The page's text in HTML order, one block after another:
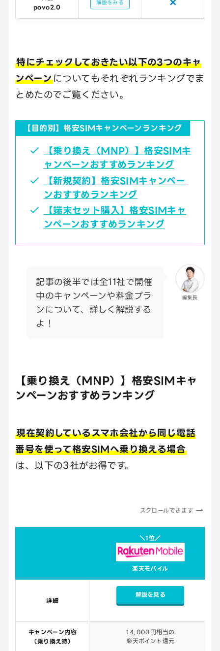
povo2.0
解説をみる ✕
特にチェックしておきたい以下の3つのキャ
ンペーンについてもそれぞれランキングでま
とめたのでご覧ください。
【目的別】格安SIMキャンペーンランキング
【乗り換え（MNP）】格安SIMキ
ャンペーンおすすめランキング
【新規契約】格安SIMキャンペー
ンおすすめランキング
【端末セット購入】格安SIMキャ
ンペーンおすすめランキング
編集長
記事の後半では全11社で開催
中のキャンペーンや料金プラ
ンについて、詳しく解説する
よ！
【乗り換え（MNP）】格安SIMキャ
ンペーンおすすめランキング
現在契約しているスマホ会社から同じ電話
番号を使って格安SIMへ乗り換える場合
は、以下の3社がお得です。
スクロールできます
＼1位／
楽天モバイル
詳細
解説を見る
キャンペーン内容
（乗り換え時）
14,000円相当の
楽天ポイント還元